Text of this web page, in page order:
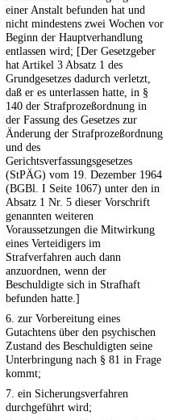
einer Anstalt befunden hat und
nicht mindestens zwei Wochen vor
Beginn der Hauptverhandlung
entlassen wird; [Der Gesetzgeber
hat Artikel 3 Absatz 1 des
Grundgesetzes dadurch verletzt,
daß er es unterlassen hatte, in §
140 der Strafprozeßordnung in
der Fassung des Gesetzes zur
Änderung der Strafprozeßordnung
und des
Gerichtsverfassungsgesetzes
(StPÄG) vom 19. Dezember 1964
(BGBl. I Seite 1067) unter den in
Absatz 1 Nr. 5 dieser Vorschrift
genannten weiteren
Voraussetzungen die Mitwirkung
eines Verteidigers im
Strafverfahren auch dann
anzuordnen, wenn der
Beschuldigte sich in Strafhaft
befunden hatte.]
6. zur Vorbereitung eines
Gutachtens über den psychischen
Zustand des Beschuldigten seine
Unterbringung nach § 81 in Frage
kommt;
7. ein Sicherungsverfahren
durchgeführt wird;